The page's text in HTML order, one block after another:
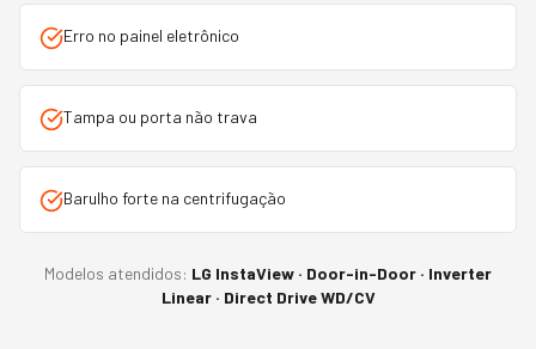
Erro no painel eletrônico
Tampa ou porta não trava
Barulho forte na centrifugação
Modelos atendidos: LG InstaView · Door-in-Door · Inverter
Linear · Direct Drive WD/CV